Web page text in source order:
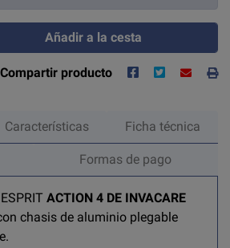
Añadir a la cesta
Compartir producto
Características Ficha técnica
Formas de pago
ACTION 4 DE INVACARE
chasis de aluminio plegable